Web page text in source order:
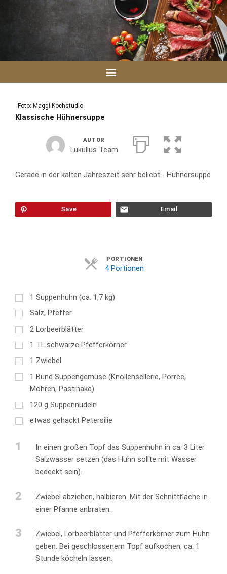
Foto: Maggi-Kochstudio
Klassische Hühnersuppe
AUTOR
Lukullus Team
Gerade in der kalten Jahreszeit sehr beliebt - Hühnersuppe
Save Email
PORTIONEN
4 Portionen
1 Suppenhuhn (ca. 1,7 kg)
Salz, Pfeffer
2 Lorbeerblätter
1 TL schwarze Pfefferkörner
1 Zwiebel
1 Bund Suppengemüse (Knollensellerie, Porree,
Möhren, Pastinake)
120 g Suppennudeln
etwas gehackt Petersilie
1
In einen großen Topf das Suppenhuhn in ca. 3 Liter
Salzwasser setzen (das Huhn sollte mit Wasser
bedeckt sein).
2
Zwiebel abziehen, halbieren. Mit der Schnittfläche in
einer Pfanne anbraten.
3
Zwiebel, Lorbeerblätter und Pfefferkörner zum Huhn
geben. Bei geschlossenem Topf aufkochen, ca. 1
Stunde köcheln lassen.